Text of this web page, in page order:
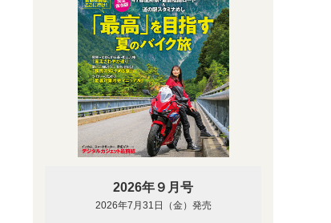
堅実な走りをレースをリードする＃30Honda HRCの
2026年９月号
2026年7月31日（金）発売